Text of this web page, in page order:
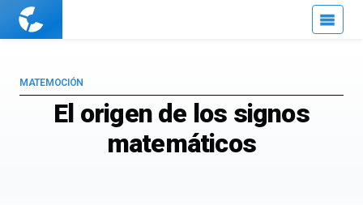
Cuaderno
El origen de los signos
matemáticos
MATEMOCIÓN